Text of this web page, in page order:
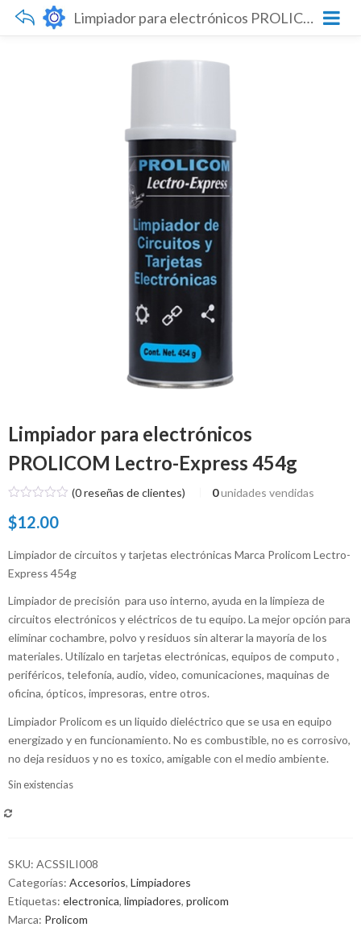
Limpiador para electrónicos PROLICOM Lectro-Express 454g
Limpiador para electrónicos
PROLICOM Lectro-Express 454g
(0reseñas de clientes) 0 unidades vendidas
$12.00
Limpiador de circuitos y tarjetas electrónicas Marca Prolicom Lectro-
Express 454g
Limpiador de precisión para uso interno, ayuda en la limpieza de
circuitos electrónicos y eléctricos de tu equipo. La mejor opción para
eliminar cochambre, polvo y residuos sin alterar la mayoría de los
materiales. Utilízalo en tarjetas electrónicas, equipos de computo ,
periféricos, telefonía, audio, video, comunicaciones, maquinas de
oficina, ópticos, impresoras, entre otros.
Limpiador Prolicom es un liquido dieléctrico que se usa en equipo
energizado y en funcionamiento. No es combustible, no es corrosivo,
no deja residuos y no es toxico, amigable con el medio ambiente.
Sin existencias
SKU: ACSSILI008
Categorías: Accesorios, Limpiadores
Etiquetas: electronica, limpiadores, prolicom
Marca: Prolicom